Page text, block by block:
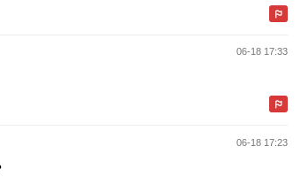
06-18 17:33
06-18 17:23